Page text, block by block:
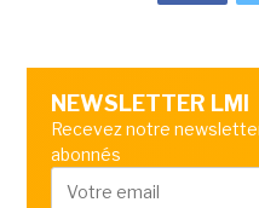
NEWSLETTER LMI
Recevez notre
abonnés